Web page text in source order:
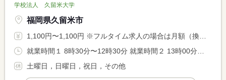
学校法人 久留米大学
福岡県久留米市
1,100円〜1,100円 ※フルタイム求人の場合は月額（換算額）、パート求人の場合は時間額を表示しています。
土曜日，日曜日，祝日，その他